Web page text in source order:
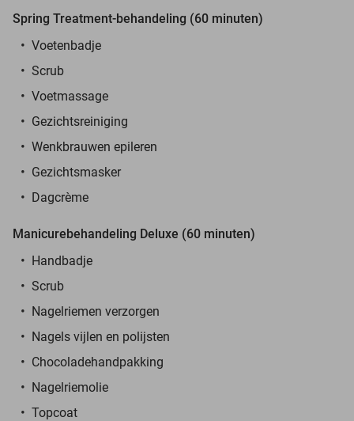
Spring Treatment-behandeling (60 minuten)
Voetenbadje
Scrub
Voetmassage
Gezichtsreiniging
Wenkbrauwen epileren
Gezichtsmasker
Dagcrème
Manicurebehandeling Deluxe (60 minuten)
Handbadje
Scrub
Nagelriemen verzorgen
Nagels vijlen en polijsten
Chocoladehandpakking
Nagelriemolie
Topcoat